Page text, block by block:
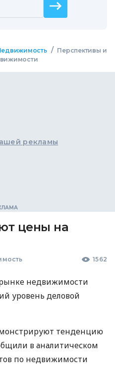
/ Перспективы и
рекламы
цены на
1562
рынке недвижимости
уровень деловой
тенденцию
в аналитическом
по недвижимости